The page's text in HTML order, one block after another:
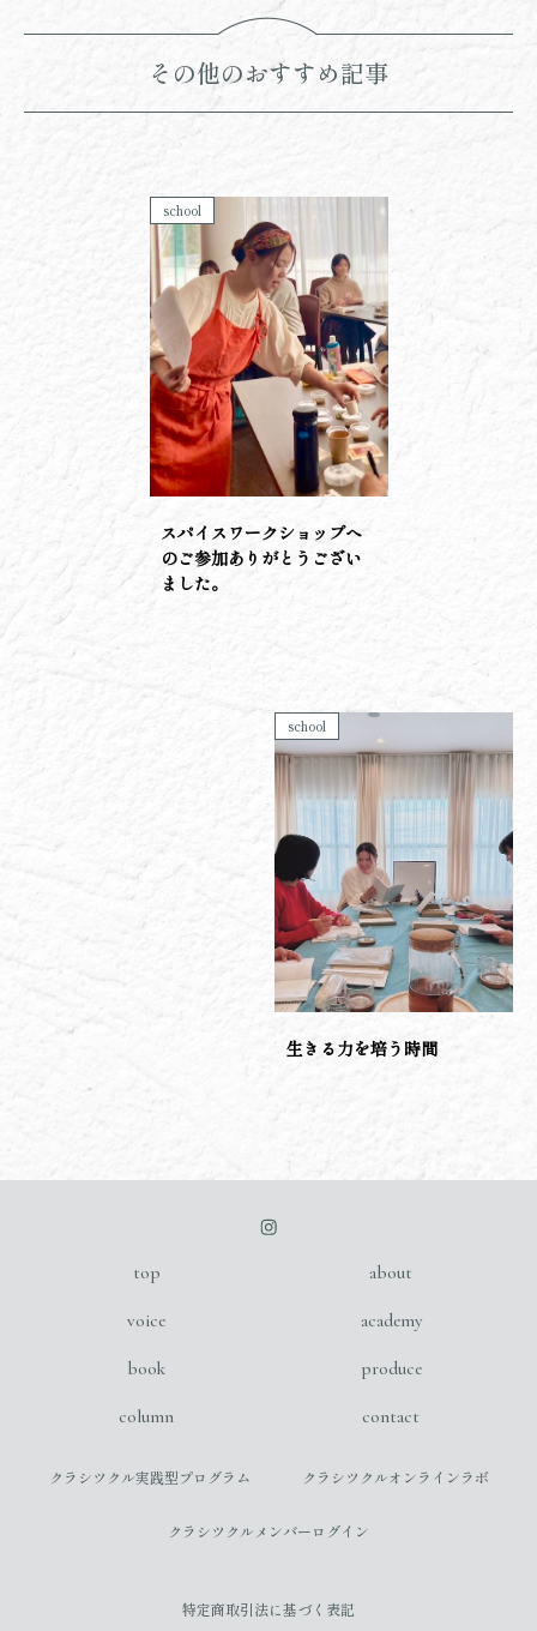
その他のおすすめ記事
school
スパイスワークショップへ
のご参加ありがとうござい
ました。
school
生きる力を培う時間
top about
voice academy
book produce
column contact
クラシツクル実践型プログラム クラシツクルオンラインラボ
クラシツクルメンバーログイン
特定商取引法に基づく表記